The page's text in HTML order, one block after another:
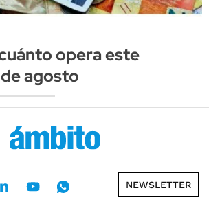
opera este
agosto
NEWSLETTER